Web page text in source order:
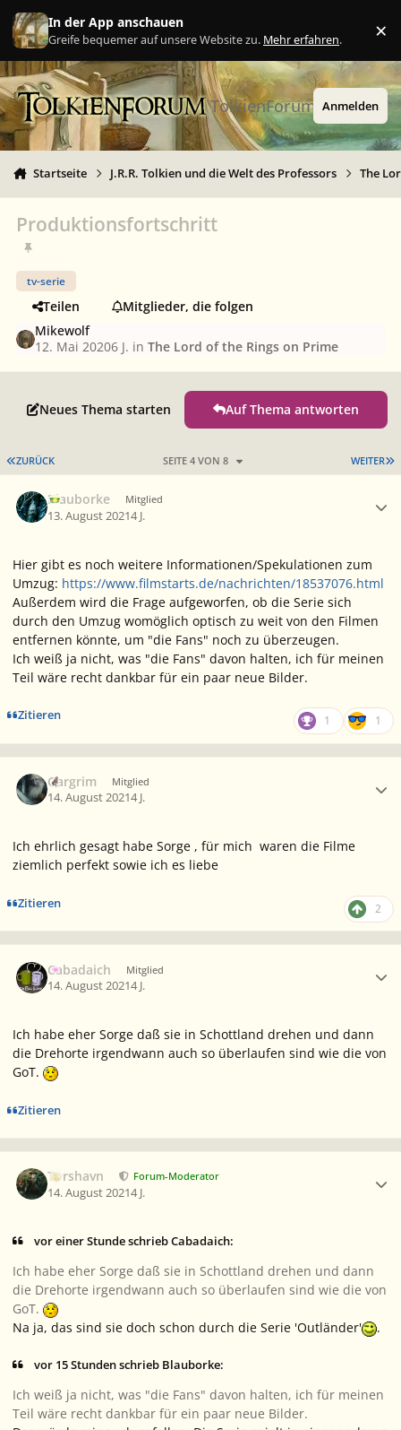
Zu Inhalt springen
In der App anschauen
Greife bequemer auf unsere Website zu. Mehr erfahren. ×
TolkienForum Anmelden
Startseite J.R.R. Tolkien und die Welt des Professors The
Produktionsfortschritt
tv-serie
Teilen
Mitglieder, die folgen
Mikewolf
12. Mai 20206 J. inThe Lord of the Rings on Prime
Neues Thema starten Auf Thema antworten
ERSTE SEITE
ZURÜCK WEITER
SEITE 4 VON 8
Blauborke Mitglied
13. August 20214 J.
Hier gibt es noch weitere Informationen/Spekulationen zum
Umzug: https://www.filmstarts.de/nachrichten/18537076.html
Außerdem wird die Frage aufgeworfen, ob die Serie sich
durch den Umzug womöglich optisch zu weit von den Filmen
entfernen könnte, um "die Fans" noch zu überzeugen.
Ich weiß ja nicht, was "die Fans" davon halten, ich für meinen
Teil wäre recht dankbar für ein paar neue Bilder.
Zitieren 1 1
Gargrim Mitglied
14. August 20214 J.
Ich ehrlich gesagt habe Sorge , für mich waren die Filme
ziemlich perfekt sowie ich es liebe
Zitieren 2
Cabadaich Mitglied
14. August 20214 J.
Ich habe eher Sorge daß sie in Schottland drehen und dann
die Drehorte irgendwann auch so überlaufen sind wie die von
GoT.
Zitieren
Torshavn Forum-Moderator
14. August 20214 J.
vor einer Stunde schrieb Cabadaich:
Ich habe eher Sorge daß sie in Schottland drehen und dann
die Drehorte irgendwann auch so überlaufen sind wie die von
GoT.
Na ja, das sind sie doch schon durch die Serie 'Outländer'
.
vor 15 Stunden schrieb Blauborke:
Ich weiß ja nicht, was "die Fans" davon halten, ich für meinen
Teil wäre recht dankbar für ein paar neue Bilder.